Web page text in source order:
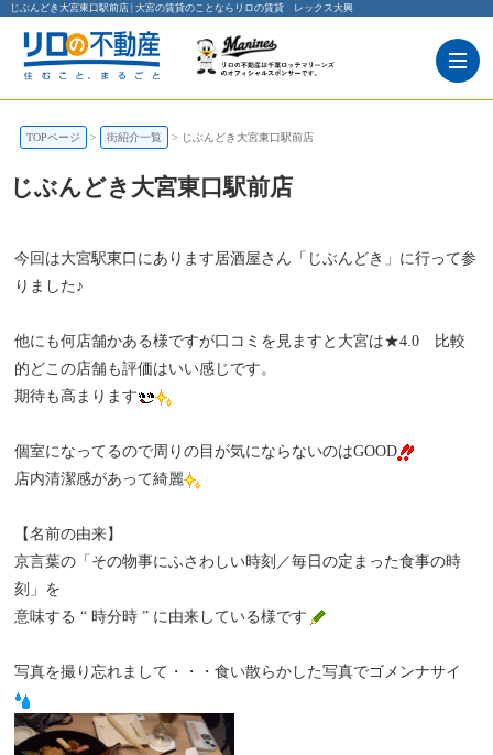
じぶんどき大宮東口駅前店 | 大宮の賃貸のことならリロの賃貸 レックス大興
TOPページ 街紹介一覧 じぶんどき大宮東口駅前店
じぶんどき大宮東口駅前店
居酒屋 飲食店 和食
埼玉県さいたま市大宮区大門町１丁目９３ 大宮大門長町ビル 5階
今回は大宮駅東口にあります居酒屋さん「じぶんどき」に行って参
りました♪
他にも何店舗かある様ですが口コミを見ますと大宮は★4.0 比較
的どこの店舗も評価はいい感じです。
期待も高まります
個室になってるので周りの目が気にならないのはGOOD
店内清潔感があって綺麗
【名前の由来】
京言葉の「その物事にふさわしい時刻／毎日の定まった食事の時
刻」を
意味する “ 時分時 ” に由来している様です
写真を撮り忘れまして・・・食い散らかした写真でゴメンナサイ